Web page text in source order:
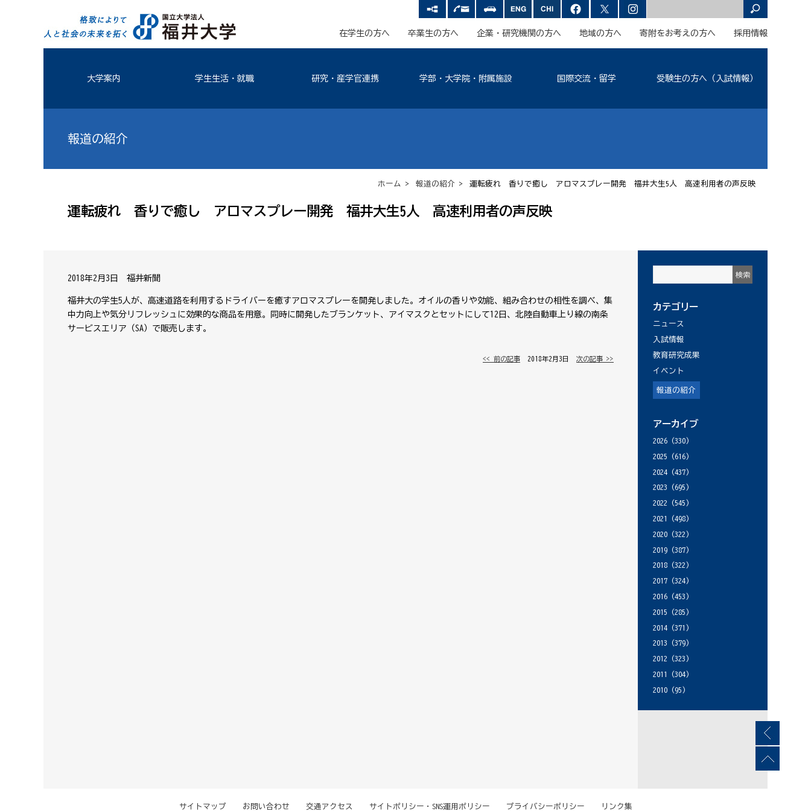
在学生の方へ 卒業生の方へ 企業・研究機関の方へ 地域の方へ 寄附をお考えの方へ 採用情報
大学案内 学生生活・就職 研究・産学官連携 学部・大学院・附属施設 国際交流・留学 受験生の方へ（入試情報）
報道の紹介
ホーム > 報道の紹介 > 運転疲れ 香りで癒し アロマスプレー開発 福井大生5人 高速利用者の声反映
運転疲れ 香りで癒し アロマスプレー開発 福井大生5人 高速利用者の声反映
2018年2月3日 福井新聞
福井大の学生5人が、高速道路を利用するドライバーを癒すアロマスプレーを開発しました。オイルの香りや効能、組み合わせの相性を調べ、集
中力向上や気分リフレッシュに効果的な商品を用意。同時に開発したブランケット、アイマスクとセットにして12日、北陸自動車上り線の南条
サービスエリア（SA）で販売します。
<< 前の記事 │ 2018年2月3日 │ 次の記事 >>
カテゴリー
ニュース
入試情報
教育研究成果
イベント
報道の紹介
アーカイブ
2026 (330)
2025 (616)
2024 (437)
2023 (695)
2022 (545)
2021
(498)
2020 (322)
2019 (387)
2018 (322)
2017 (324)
2016 (453)
2015 (285)
2014 (371)
2013 (379)
2012 (323)
2011
(304)
2010 (95)
サイトマップ お問い合わせ 交通アクセス サイトポリシー・SNS運用ポリシー プライバシーポリシー リンク集